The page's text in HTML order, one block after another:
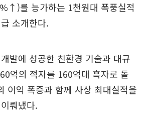
를 능가하는 1천원대 폭풍실적
소개한다.
발에 성공한 친환경 기술과 대규
억의 적자를 160억대 흑자로 돌
이익 폭증과 함께 사상 최대실적을
뤄냈다.